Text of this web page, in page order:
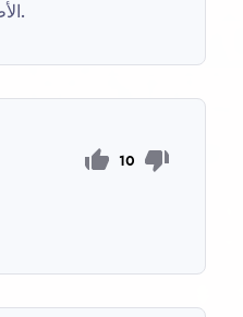
الأطفال في بروكهافن معها.
10